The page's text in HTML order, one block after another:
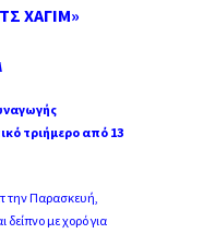
ΧΑΓΙΜ»
τριήμερο από 13
την Παρασκευή,
δείπνο με χορό για